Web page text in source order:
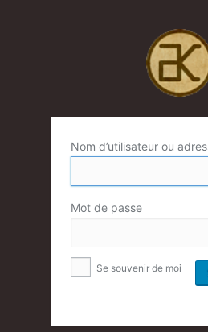
Nom d’utilisateur ou
Mot de passe
Se souvenir de moi